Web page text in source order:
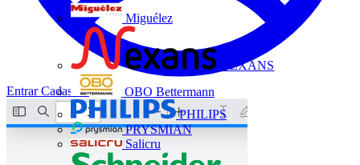
Miguélez
NEXANS
OBO Bettermann
PHILIPS
PRYSMIAN
Salicru
EntrarCadastrar